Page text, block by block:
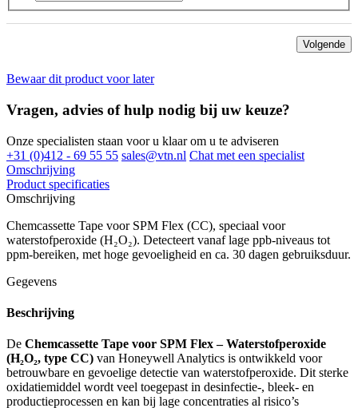
Volgende
Bewaar dit product voor later
Vragen, advies of hulp nodig bij uw keuze?
Onze specialisten staan voor u klaar om u te adviseren
+31 (0)412 - 69 55 55 sales@vtn.nl Chat met een specialist
Omschrijving
Product specificaties
Omschrijving
Chemcassette Tape voor SPM Flex (CC), speciaal voor
waterstofperoxide (H₂O₂). Detecteert vanaf lage ppb-niveaus tot
ppm-bereiken, met hoge gevoeligheid en ca. 30 dagen gebruiksduur.
Gegevens
Beschrijving
De Chemcassette Tape voor SPM Flex – Waterstofperoxide
(H₂O₂, type CC) van Honeywell Analytics is ontwikkeld voor
betrouwbare en gevoelige detectie van waterstofperoxide. Dit sterke
oxidatiemiddel wordt veel toegepast in desinfectie-, bleek- en
productieprocessen en kan bij lage concentraties al risico’s